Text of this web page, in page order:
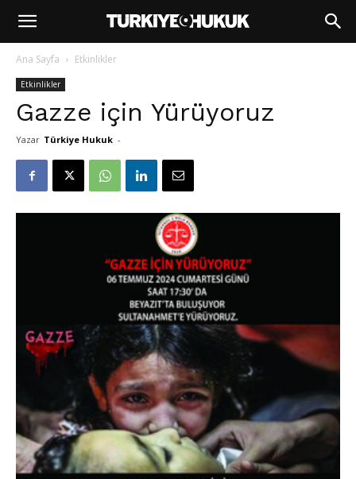
Ana Sayfa Etkinlikler
Etkinlikler
Gazze için Yürüyoruz
Yazar Türkiye Hukuk -